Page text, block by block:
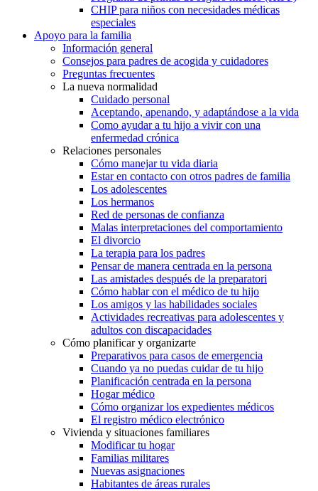
CHIP para niños con necesidades médicas
especiales
Apoyo para la familia
Información general
Consejos para padres de acogida y cuidadores
Preguntas frecuentes
La nueva normalidad
Cuidado personal
Aceptando, apenando, y adaptándose a la vida
Como ayudar a tu hijo a vivir con una
enfermedad crónica
Relaciones personales
Cómo manejar tu vida diaria
Estar en contacto con otros padres de familia
Los adolescentes
Los hermanos
Red de personas de confianza
Malas interpretaciones del comportamiento
El divorcio
La terapia para los padres
Pensar de manera centrada en la persona
Las amistades después de la preparatori
Cómo hablar con el médico de tu hijo
Los amigos y las habilidades sociales
Actividades recreativas para adolescentes y
adultos con discapacidades
Cómo planificar y organizarte
Preparativos para casos de emergencia
Cuando ya no puedas cuidar de tu hijo
Planificación centrada en la persona
Hogar médico
Cómo organizar los expedientes médicos
El registro médico electrónico
Vivienda y situaciones familiares
Modificar tu hogar
Familias militares
Nuevas asignaciones
Habitantes de áreas rurales